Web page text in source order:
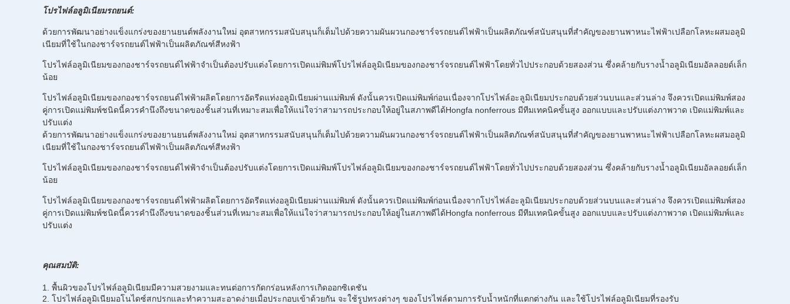
โปรไฟล์อลูมิเนียมรถยนต์:
ด้วยการพัฒนาอย่างแข็งแกร่งของยานยนต์พลังงานใหม่ อุตสาหกรรมสนับสนุนก็เต็มไปด้วยความผันผวนกองชาร์จรถยนต์ไฟฟ้าเป็นผลิตภัณฑ์สนับสนุนที่สำคัญของยานพาหนะไฟฟ้าเปลือกโลหะผสมอลูมิ
เนียมที่ใช้ในกองชาร์จรถยนต์ไฟฟ้าเป็นผลิตภัณฑ์สีหงฟ้า
โปรไฟล์อลูมิเนียมของกองชาร์จรถยนต์ไฟฟ้าจำเป็นต้องปรับแต่งโดยการเปิดแม่พิมพ์โปรไฟล์อลูมิเนียมของกองชาร์จรถยนต์ไฟฟ้าโดยทั่วไปประกอบด้วยสองส่วน ซึ่งคล้ายกับรางน้ำอลูมิเนียมอัลลอยด์เล็ก
น้อย
โปรไฟล์อลูมิเนียมของกองชาร์จรถยนต์ไฟฟ้าผลิตโดยการอัดรีดแท่งอลูมิเนียมผ่านแม่พิมพ์ ดังนั้นควรเปิดแม่พิมพ์ก่อนเนื่องจากโปรไฟล์อะลูมิเนียมประกอบด้วยส่วนบนและส่วนล่าง จึงควรเปิดแม่พิมพ์สอง
คู่การเปิดแม่พิมพ์ชนิดนี้ควรคำนึงถึงขนาดของชิ้นส่วนที่เหมาะสมเพื่อให้แน่ใจว่าสามารถประกอบให้อยู่ในสภาพดีได้Hongfa nonferrous มีทีมเทคนิคขั้นสูง ออกแบบและปรับแต่งภาพวาด เปิดแม่พิมพ์และ
ปรับแต่ง
ด้วยการพัฒนาอย่างแข็งแกร่งของยานยนต์พลังงานใหม่ อุตสาหกรรมสนับสนุนก็เต็มไปด้วยความผันผวนกองชาร์จรถยนต์ไฟฟ้าเป็นผลิตภัณฑ์สนับสนุนที่สำคัญของยานพาหนะไฟฟ้าเปลือกโลหะผสมอลูมิ
เนียมที่ใช้ในกองชาร์จรถยนต์ไฟฟ้าเป็นผลิตภัณฑ์สีหงฟ้า
โปรไฟล์อลูมิเนียมของกองชาร์จรถยนต์ไฟฟ้าจำเป็นต้องปรับแต่งโดยการเปิดแม่พิมพ์โปรไฟล์อลูมิเนียมของกองชาร์จรถยนต์ไฟฟ้าโดยทั่วไปประกอบด้วยสองส่วน ซึ่งคล้ายกับรางน้ำอลูมิเนียมอัลลอยด์เล็ก
น้อย
โปรไฟล์อลูมิเนียมของกองชาร์จรถยนต์ไฟฟ้าผลิตโดยการอัดรีดแท่งอลูมิเนียมผ่านแม่พิมพ์ ดังนั้นควรเปิดแม่พิมพ์ก่อนเนื่องจากโปรไฟล์อะลูมิเนียมประกอบด้วยส่วนบนและส่วนล่าง จึงควรเปิดแม่พิมพ์สอง
คู่การเปิดแม่พิมพ์ชนิดนี้ควรคำนึงถึงขนาดของชิ้นส่วนที่เหมาะสมเพื่อให้แน่ใจว่าสามารถประกอบให้อยู่ในสภาพดีได้Hongfa nonferrous มีทีมเทคนิคขั้นสูง ออกแบบและปรับแต่งภาพวาด เปิดแม่พิมพ์และ
ปรับแต่ง
คุณสมบัติ:
1. พื้นผิวของโปรไฟล์อลูมิเนียมมีความสวยงามและทนต่อการกัดกร่อนหลังการเกิดออกซิเดชัน
2. โปรไฟล์อลูมิเนียมอโนไดซ์สกปรกและทำความสะอาดง่ายเมื่อประกอบเข้าด้วยกัน จะใช้รูปทรงต่างๆ ของโปรไฟล์ตามการรับน้ำหนักที่แตกต่างกัน และใช้โปรไฟล์อลูมิเนียมที่รองรับ